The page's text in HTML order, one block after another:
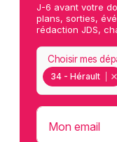
J-6 avant votre
plans, sorties,
rédaction JDS,
34 - Hérault
Choisir mes
Mon email